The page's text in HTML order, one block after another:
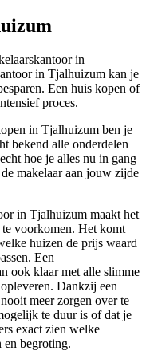
in
in Tjalhuizum kan je
Een huis kopen of
proces.
in Tjalhuizum ben je
bekend alle onderdelen
hoe je alles nu in gang
makelaar aan jouw zijde
in Tjalhuizum maakt het
voorkomen. Het komt
huizen de prijs waard
Een
ook klaar met alle slimme
Dankzij een
meer zorgen over te
te duur is of dat je
exact zien welke
begroting.